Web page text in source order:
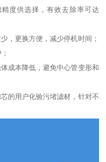
度供选择，有效去除率可达
，更换方便，减少停机时间；
成本降低，避免中心管变形和
的用户化验污堵滤材，针对不